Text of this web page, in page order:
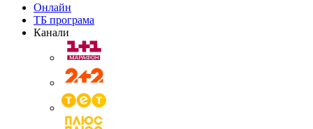
Онлайн
ТБ програма
Канали